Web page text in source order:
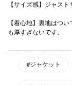
【サイズ感】ジャスト
【着心地】裏地はつ
も厚すぎないです。
#ジャケット